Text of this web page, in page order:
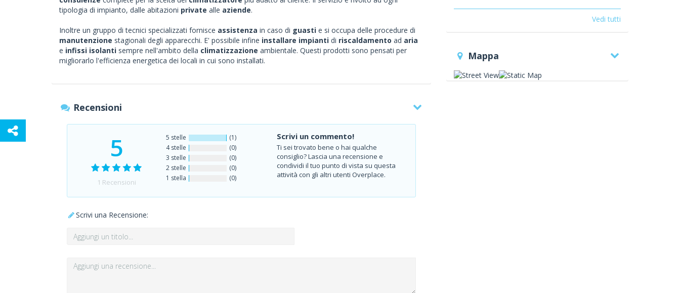
tipologia di impianto, dalle abitazioni private alle aziende.
Inoltre un gruppo di tecnici specializzati fornisce assistenza in caso di guasti e si occupa delle procedure di
manutenzione stagionali degli apparecchi. E' possibile infine installare impianti di riscaldamento ad aria
e infissi isolanti sempre nell'ambito della climatizzazione ambientale. Questi prodotti sono pensati per
migliorarlo l'efficienza energetica dei locali in cui sono installati.
Recensioni
5
1 Recensioni
5 stelle
(1)
4 stelle
(0)
3 stelle
(0)
2 stelle
(0)
1 stella
(0)
Scrivi un commento!
Ti sei trovato bene o hai qualche
consiglio? Lascia una recensione e
condividi il tuo punto di vista su questa
attività con gli altri utenti Overplace.
Scrivi una Recensione:
progettazione
installazione impianti di
impianti
assistenza post vendita
Vedi tutti
Mappa